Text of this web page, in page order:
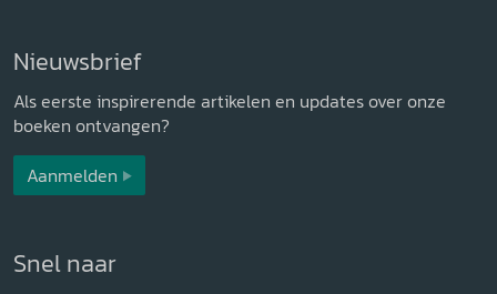
Nieuwsbrief
Als eerste inspirerende artikelen en updates over onze
boeken ontvangen?
Aanmelden
Snel naar